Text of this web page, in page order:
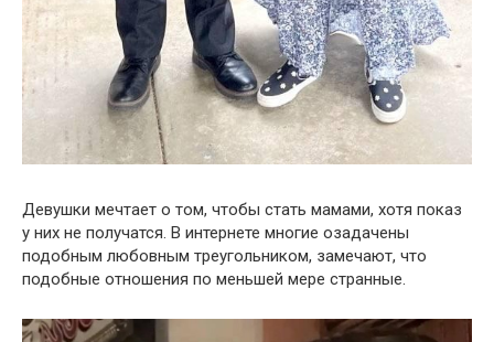
Девушки мечтает о том, чтобы стать мамами, хотя показ
у них не получатся. В интернете многие озадачены
подобным любовным треугольником, замечают, что
подобные отношения по меньшей мере странные.